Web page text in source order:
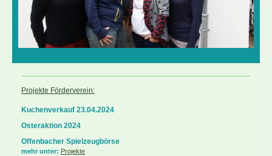
Projekte Förderverein:
Kuchenverkauf 23.04.2024
Osteraktion 2024
Offenbacher Spielzeugbörse
mehr unter: Projekte